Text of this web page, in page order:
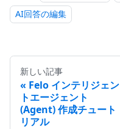
AI回答の編集
新しい記事
Felo インテリジェン
トエージェント
(Agent) 作成チュート
リアル